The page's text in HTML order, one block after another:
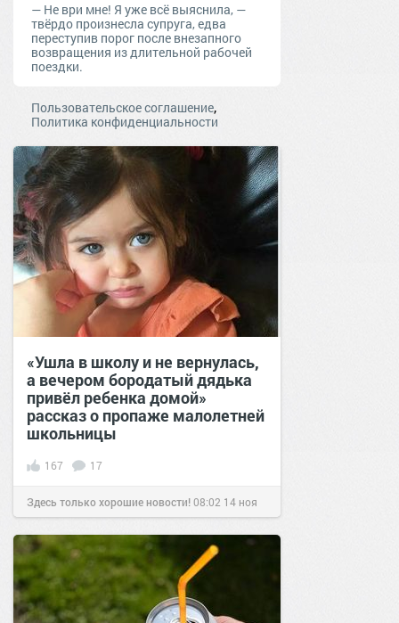
— Не ври мне! Я уже всё выяснила, —
твёрдо произнесла супруга, едва
переступив порог после внезапного
возвращения из длительной рабочей
поездки.
Пользовательское соглашение,
Политика конфиденциальности
«Ушла в школу и не вернулась,
а вечером бородатый дядька
привёл ребенка домой»
рассказ о пропаже малолетней
школьницы
167 17
Здесь только хорошие новости!08:02 14 ноя
2020